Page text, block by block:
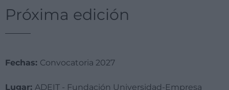
Próxima edición
Fechas: Convocatoria 2027
Lugar: ADEIT - Fundación Universidad-Empresa